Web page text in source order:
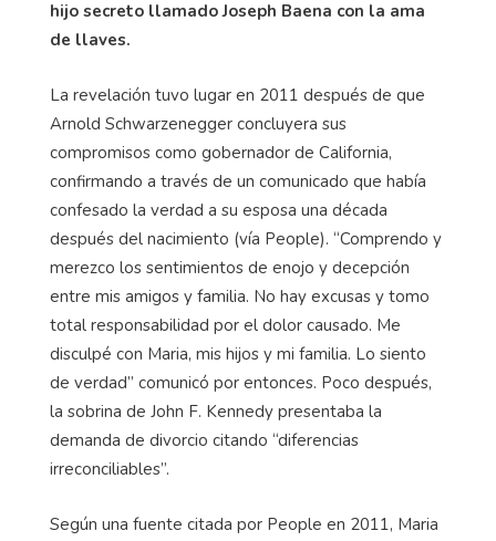
hijo secreto llamado Joseph Baena con la ama
de llaves.
La revelación tuvo lugar en 2011 después de que
Arnold Schwarzenegger concluyera sus
compromisos como gobernador de California,
confirmando a través de un comunicado que había
confesado la verdad a su esposa una década
después del nacimiento (vía People). “Comprendo y
merezco los sentimientos de enojo y decepción
entre mis amigos y familia. No hay excusas y tomo
total responsabilidad por el dolor causado. Me
disculpé con Maria, mis hijos y mi familia. Lo siento
de verdad” comunicó por entonces. Poco después,
la sobrina de John F. Kennedy presentaba la
demanda de divorcio citando “diferencias
irreconciliables”.
Según una fuente citada por People en 2011, Maria